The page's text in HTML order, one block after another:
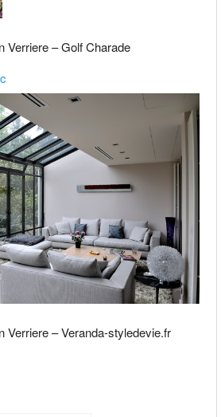
Verriere – Golf Charade
Verriere – Veranda-styledevie.fr